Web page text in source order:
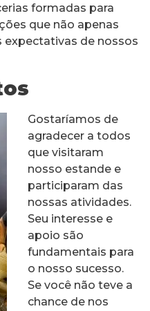
formadas para
que não apenas
expectativas de nossos
Gostaríamos de
agradecer a todos
que visitaram
nosso estande e
participaram das
nossas atividades.
Seu interesse e
apoio são
fundamentais para
o nosso sucesso.
Se você não teve a
chance de nos